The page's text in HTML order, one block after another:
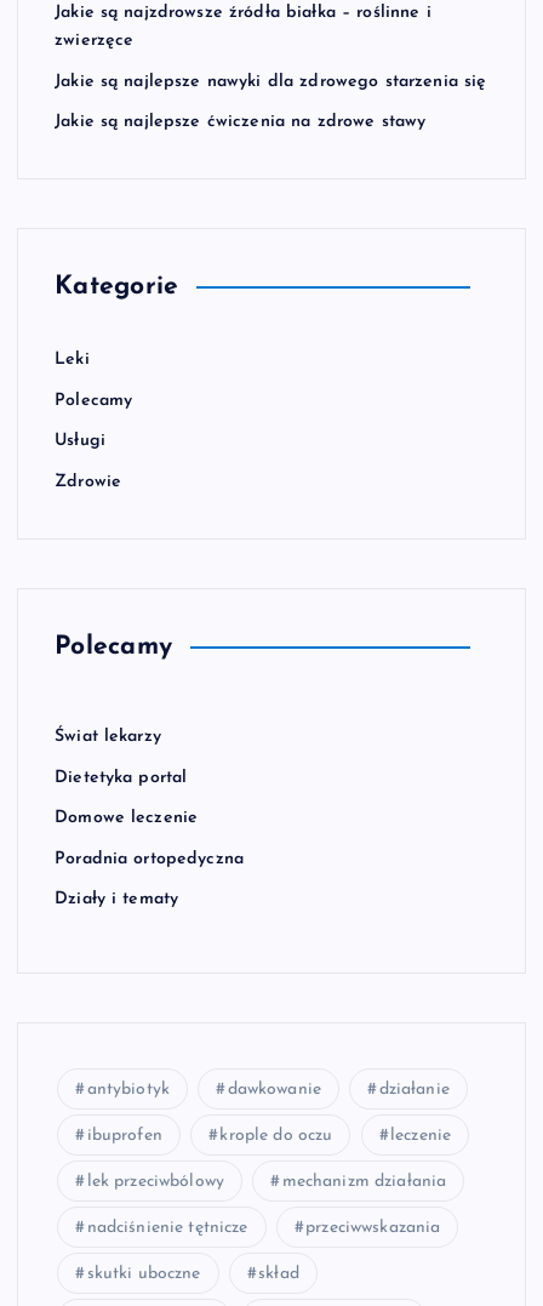
Jakie są najzdrowsze źródła białka – roślinne i
zwierzęce
Jakie są najlepsze nawyki dla zdrowego starzenia się
Jakie są najlepsze ćwiczenia na zdrowe stawy
Kategorie
Leki
Polecamy
Usługi
Zdrowie
Polecamy
Świat lekarzy
Dietetyka portal
Domowe leczenie
Poradnia ortopedyczna
Działy i tematy
antybiotyk dawkowanie działanie
ibuprofen krople do oczu leczenie
lek przeciwbólowy mechanizm działania
nadciśnienie tętnicze przeciwwskazania
skutki uboczne skład